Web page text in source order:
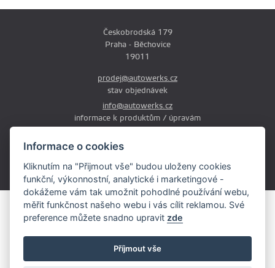
Informace o cookies
Kliknutím na "Přijmout vše" budou uloženy cookies
funkční, výkonnostní, analytické i marketingové -
dokážeme vám tak umožnit pohodlné používání webu,
měřit funkčnost našeho webu i vás cílit reklamou. Své
preference můžete snadno upravit zde
Příjmout vše
Českobrodská 179
Praha - Běchovice
19011
prodej@autowerks.cz
stav objednávek
info@autowerks.cz
informace k produktům / úpravám
Pá: 9:00-12:00 a 13:00-16:00
Obsah stránek je majetkem provozovatele. Kopírování, zveřejňování
textů či fotografii je povoleno pouze s jeho souhlasem.
Copyright © 2026 AutoWerks.cz
Všechna práva vyhrazena